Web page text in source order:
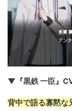
▼『黒鉄 一臣』
背中で語る寡黙な